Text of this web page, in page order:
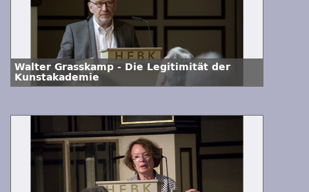
Walter Grasskamp - Die Legitimität der
Kunstakademie